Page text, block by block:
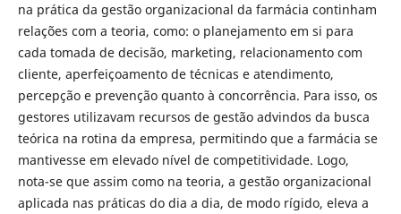
na prática da gestão organizacional da farmácia continham
relações com a teoria, como: o planejamento em si para
cada tomada de decisão, marketing, relacionamento com
cliente, aperfeiçoamento de técnicas e atendimento,
percepção e prevenção quanto à concorrência. Para isso, os
gestores utilizavam recursos de gestão advindos da busca
teórica na rotina da empresa, permitindo que a farmácia se
mantivesse em elevado nível de competitividade. Logo,
nota-se que assim como na teoria, a gestão organizacional
aplicada nas práticas do dia a dia, de modo rígido, eleva a